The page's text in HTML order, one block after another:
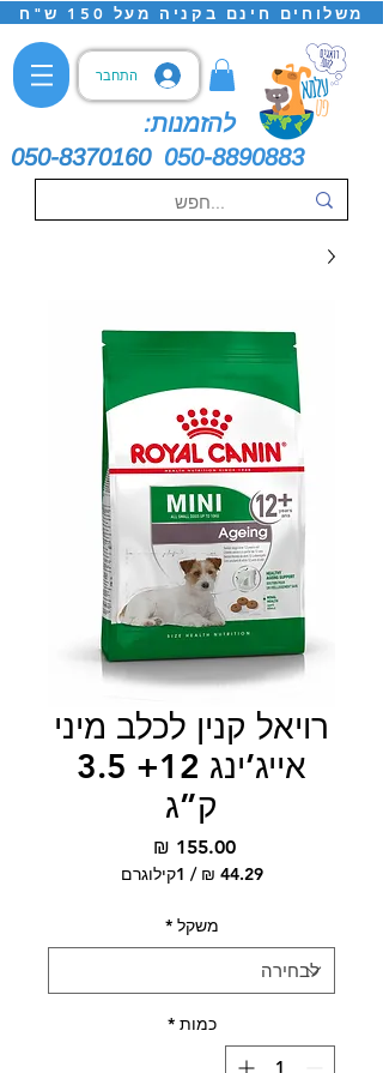
משלוחים חינם בקניה מעל 150 ש"ח
התחבר
להזמנות:
050-8370160 050-8890883
רויאל קנין לכלב מיני
אייג’ינג 12+ 3.5
ק”ג
‏44.29 ‏₪
/ 1קילוגרם
לכל
1
משקל *
כמות *